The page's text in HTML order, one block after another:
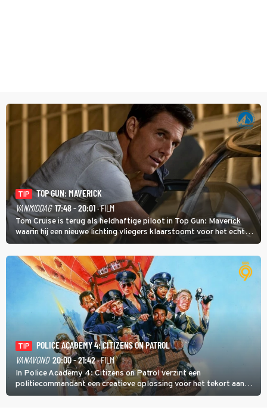
TIP
TOP GUN: MAVERICK
VANMIDDAG 17:48 - 20:01· FILM
Tom Cruise is terug als heldhaftige piloot in Top Gun: Maverick
waarin hij een nieuwe lichting vliegers klaarstoomt voor het echte
werk.
TIP
POLICE ACADEMY 4: CITIZENS ON PATROL
VANAVOND 20:00 - 21:42· FILM
In Police Academy 4: Citizens on Patrol verzint een
politiecommandant een creatieve oplossing voor het tekort aan
agenten.